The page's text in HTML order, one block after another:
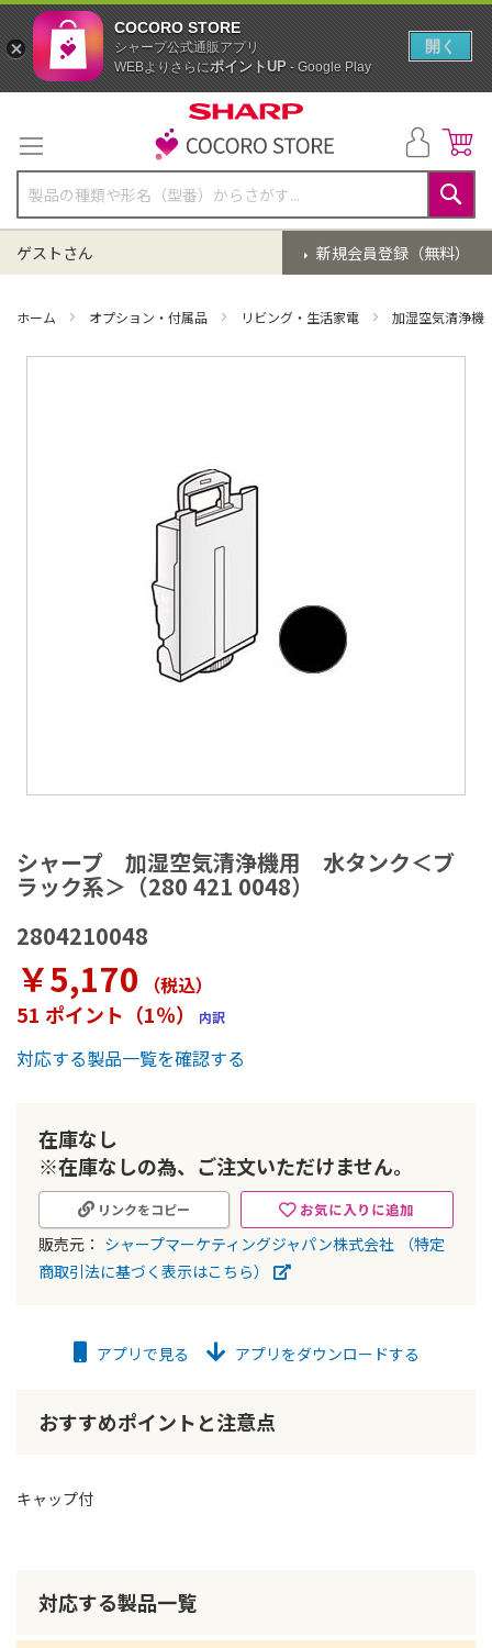
テ
ン
ツ
に
ス
キ
ッ
検
索
新規会員登録（無料）
ゲストさん
ホーム オプション・付属品 リビング・生活家電 加湿空気清浄機
シャープ 加湿空気清浄機用 水タンク＜ブ
ラック系＞（280 421 0048）
2804210048
￥5,170 （税込）
51 ポイント（1％） 内訳
対応する製品一覧を確認する
在庫なし
※在庫なしの為、ご注文いただけません。
お気に入りに追加
リンクをコピー
販売元： シャープマーケティングジャパン株式会社
（特定
商取引法に基づく表示はこちら）
メ
ー
ジ
ャ
リ
ー
の
最
初
動
アプリで見る アプリをダウンロードする
おすすめポイントと注意点
キャップ付
対応する製品一覧
COCORO STORE
シャープ公式通販アプリ
WEBよりさらにポイントUP- Google Play
開く